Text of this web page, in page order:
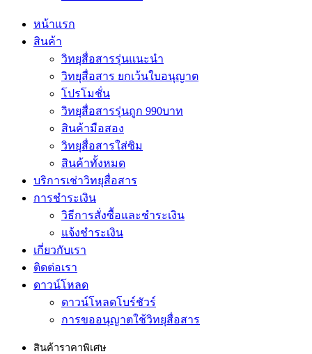
หน้าแรก
สินค้า
วิทยุสื่อสารรุ่นแนะนำ
วิทยุสื่อสาร ยกเว้นใบอนุญาต
โปรโมชั่น
วิทยุสื่อสารรุ่นถูก 990บาท
สินค้ามือสอง
วิทยุสื่อสารใส่ซิม
สินค้าทั้งหมด
บริการเช่าวิทยุสื่อสาร
การชำระเงิน
วิธีการสั่งซื้อและชำระเงิน
แจ้งชำระเงิน
เกี่ยวกับเรา
ติดต่อเรา
ดาวน์โหลด
ดาวน์โหลดโบร์ชัวร์
การขออนุญาตใช้วิทยุสื่อสาร
สินค้าราคาพิเศษ